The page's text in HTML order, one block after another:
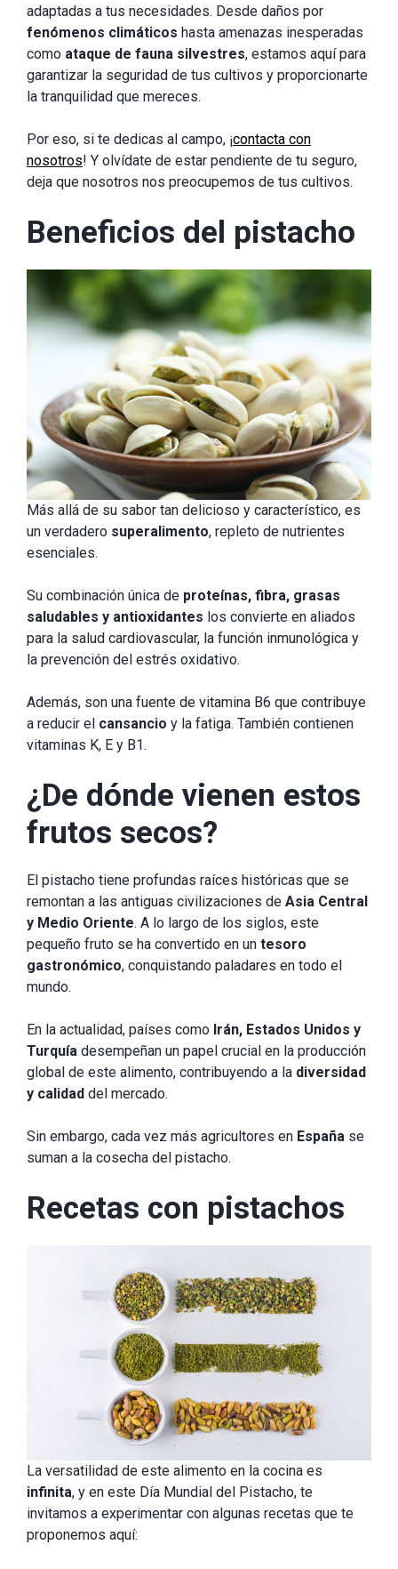
adaptadas a tus necesidades. Desde daños por
fenómenos climáticos hasta amenazas inesperadas
como ataque de fauna silvestres, estamos aquí para
garantizar la seguridad de tus cultivos y proporcionarte
la tranquilidad que mereces.
Por eso, si te dedicas al campo, ¡contacta con
nosotros! Y olvídate de estar pendiente de tu seguro,
deja que nosotros nos preocupemos de tus cultivos.
Beneficios del pistacho
Más allá de su sabor tan delicioso y característico, es
un verdadero superalimento, repleto de nutrientes
esenciales.
Su combinación única de proteínas, fibra, grasas
saludables y antioxidantes los convierte en aliados
para la salud cardiovascular, la función inmunológica y
la prevención del estrés oxidativo.
Además, son una fuente de vitamina B6 que contribuye
a reducir el cansancio y la fatiga. También contienen
vitaminas K, E y B1.
¿De dónde vienen estos
frutos secos?
El pistacho tiene profundas raíces históricas que se
remontan a las antiguas civilizaciones de Asia Central
y Medio Oriente. A lo largo de los siglos, este
pequeño fruto se ha convertido en un tesoro
gastronómico, conquistando paladares en todo el
mundo.
En la actualidad, países como Irán, Estados Unidos y
Turquía desempeñan un papel crucial en la producción
global de este alimento, contribuyendo a la diversidad
y calidad del mercado.
Sin embargo, cada vez más agricultores en España se
suman a la cosecha del pistacho.
Recetas con pistachos
La versatilidad de este alimento en la cocina es
infinita, y en este Día Mundial del Pistacho, te
invitamos a experimentar con algunas recetas que te
proponemos aquí: